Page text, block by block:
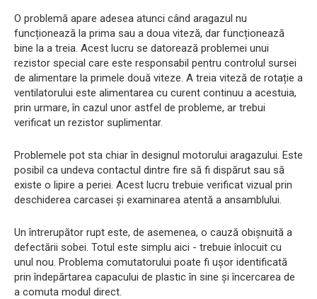
O problemă apare adesea atunci când aragazul nu
funcționează la prima sau a doua viteză, dar funcționează
bine la a treia. Acest lucru se datorează problemei unui
rezistor special care este responsabil pentru controlul sursei
de alimentare la primele două viteze. A treia viteză de rotație a
ventilatorului este alimentarea cu curent continuu a acestuia,
prin urmare, în cazul unor astfel de probleme, ar trebui
verificat un rezistor suplimentar.
Problemele pot sta chiar în designul motorului aragazului. Este
posibil ca undeva contactul dintre fire să fi dispărut sau să
existe o lipire a periei. Acest lucru trebuie verificat vizual prin
deschiderea carcasei și examinarea atentă a ansamblului.
Un întrerupător rupt este, de asemenea, o cauză obișnuită a
defectării sobei. Totul este simplu aici - trebuie înlocuit cu
unul nou. Problema comutatorului poate fi ușor identificată
prin îndepărtarea capacului de plastic în sine și încercarea de
a comuta modul direct.